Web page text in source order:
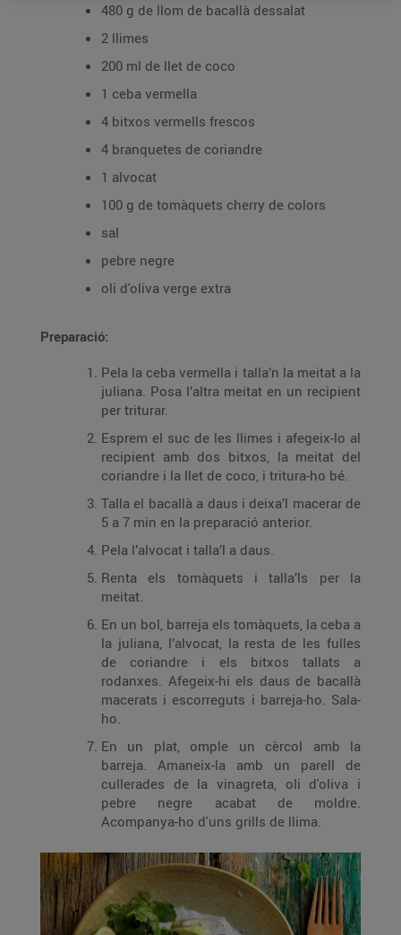
480 g de llom de bacallà dessalat
2 llimes
200 ml de llet de coco
1 ceba vermella
4 bitxos vermells frescos
4 branquetes de coriandre
1 alvocat
100 g de tomàquets cherry de colors
sal
pebre negre
oli d'oliva verge extra
Preparació:
Pela la ceba vermella i talla’n la meitat a la
juliana. Posa l’altra meitat en un recipient
per triturar.
Esprem el suc de les llimes i afegeix-lo al
recipient amb dos bitxos, la meitat del
coriandre i la llet de coco, i tritura-ho bé.
Talla el bacallà a daus i deixa’l macerar de
5 a 7 min en la preparació anterior.
Pela l’alvocat i talla’l a daus.
Renta els tomàquets i talla’ls per la
meitat.
En un bol, barreja els tomàquets, la ceba a
la juliana, l’alvocat, la resta de les fulles
de coriandre i els bitxos tallats a
rodanxes. Afegeix-hi els daus de bacallà
macerats i escorreguts i barreja-ho. Sala-
ho.
En un plat, omple un cèrcol amb la
barreja. Amaneix-la amb un parell de
cullerades de la vinagreta, oli d'oliva i
pebre negre acabat de moldre.
Acompanya-ho d'uns grills de llima.